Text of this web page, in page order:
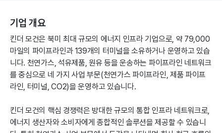
기업 개요
킨더 모건은 북미 최대 규모의 에너지 인프라 기업으로, 약 79,000
마일의 파이프라인과 139개의 터미널을 소유하거나 운영하고 있습
니다. 천연가스, 석유제품, 원유 등을 운송하는 파이프라인 네트워크
를 중심으로 네 가지 사업 부문(천연가스 파이프라인, 제품 파이프
라인, 터미널, CO2)을 운영하고 있습니다.
킨더 모건의 핵심 경쟁력은 방대한 규모의 통합 인프라 네트워크로,
에너지 생산자와 소비자에게 종합적인 솔루션을 제공할 수 있습니